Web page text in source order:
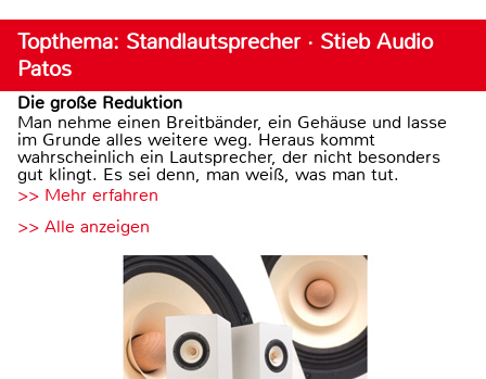
Topthema: Standlautsprecher · Stieb Audio
Patos
Die große Reduktion
Man nehme einen Breitbänder, ein Gehäuse und lasse
im Grunde alles weitere weg. Heraus kommt
wahrscheinlich ein Lautsprecher, der nicht besonders
gut klingt. Es sei denn, man weiß, was man tut.
>> Mehr erfahren
>> Alle anzeigen